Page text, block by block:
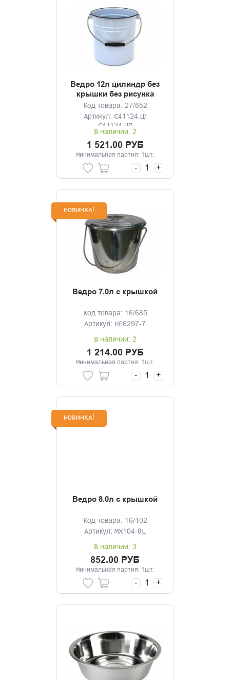
Ведро 12л цилиндр без
крышки без рисунка
Код товара: 27/852
Артикул: С41124.Ц/
С41124.ЦП
В наличии: 2
1 521.00 РУБ
Минимальная партия: 1шт.
- +
НОВИНКА!
Ведро 7.0л с крышкой
Код товара: 16/685
Артикул: HE6297-7
В наличии: 2
1 214.00 РУБ
Минимальная партия: 1шт.
- +
НОВИНКА!
Ведро 8.0л с крышкой
Код товара: 16/102
Артикул: MX104-8L
В наличии: 3
852.00 РУБ
Минимальная партия: 1шт.
- +